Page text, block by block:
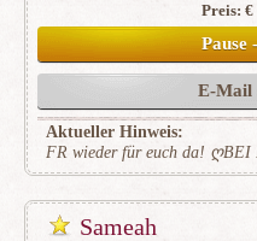
(148)
Preis:
Pause
E-Mail
Aktueller Hinweis:
FR wieder für euch da! ღBEI
Sameah